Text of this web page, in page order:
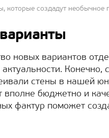
которые создадут необычное
новых вариантов
Конечно,
стены в нашей
вполне бюджетно и
фактур поможет